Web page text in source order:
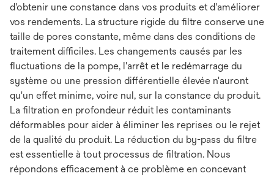
d'obtenir une constance dans vos produits et d'améliorer
vos rendements. La structure rigide du filtre conserve une
taille de pores constante, même dans des conditions de
traitement difficiles. Les changements causés par les
fluctuations de la pompe, l'arrêt et le redémarrage du
système ou une pression différentielle élevée n'auront
qu'un effet minime, voire nul, sur la constance du produit.
La filtration en profondeur réduit les contaminants
déformables pour aider à éliminer les reprises ou le rejet
de la qualité du produit. La réduction du by-pass du filtre
est essentielle à tout processus de filtration. Nous
répondons efficacement à ce problème en concevant